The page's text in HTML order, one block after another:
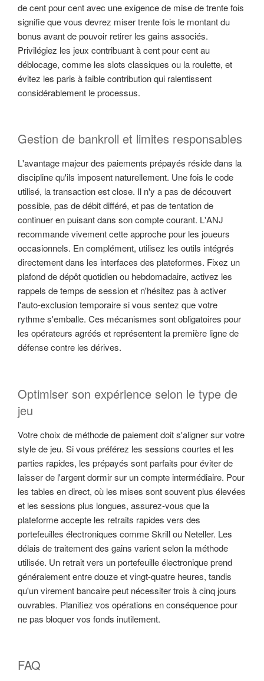
de cent pour cent avec une exigence de mise de trente fois
signifie que vous devrez miser trente fois le montant du
bonus avant de pouvoir retirer les gains associés.
Privilégiez les jeux contribuant à cent pour cent au
déblocage, comme les slots classiques ou la roulette, et
évitez les paris à faible contribution qui ralentissent
considérablement le processus.
Gestion de bankroll et limites responsables
L'avantage majeur des paiements prépayés réside dans la
discipline qu'ils imposent naturellement. Une fois le code
utilisé, la transaction est close. Il n'y a pas de découvert
possible, pas de débit différé, et pas de tentation de
continuer en puisant dans son compte courant. L'ANJ
recommande vivement cette approche pour les joueurs
occasionnels. En complément, utilisez les outils intégrés
directement dans les interfaces des plateformes. Fixez un
plafond de dépôt quotidien ou hebdomadaire, activez les
rappels de temps de session et n'hésitez pas à activer
l'auto-exclusion temporaire si vous sentez que votre
rythme s'emballe. Ces mécanismes sont obligatoires pour
les opérateurs agréés et représentent la première ligne de
défense contre les dérives.
Optimiser son expérience selon le type de
jeu
Votre choix de méthode de paiement doit s'aligner sur votre
style de jeu. Si vous préférez les sessions courtes et les
parties rapides, les prépayés sont parfaits pour éviter de
laisser de l'argent dormir sur un compte intermédiaire. Pour
les tables en direct, où les mises sont souvent plus élevées
et les sessions plus longues, assurez-vous que la
plateforme accepte les retraits rapides vers des
portefeuilles électroniques comme Skrill ou Neteller. Les
délais de traitement des gains varient selon la méthode
utilisée. Un retrait vers un portefeuille électronique prend
généralement entre douze et vingt-quatre heures, tandis
qu'un virement bancaire peut nécessiter trois à cinq jours
ouvrables. Planifiez vos opérations en conséquence pour
ne pas bloquer vos fonds inutilement.
FAQ